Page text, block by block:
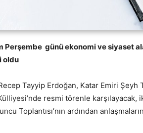
Perşembe günü ekonomi ve siyaset
oldu
Tayyip Erdoğan, Katar Emiri Şeyh
resmi törenle
Toplantısı’nın ardından